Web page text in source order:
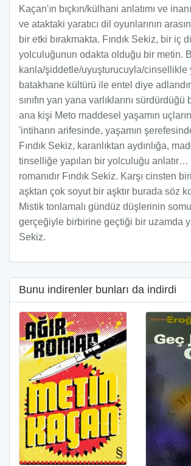
Kaçan'ın bıçkın/külhani anlatımı ve
ve ataktaki yaratıcı dil oyunlarının
bir etki bırakmakta. Fındık Sekiz, bir iç
yolculuğunun odakta olduğu bir metin.
kanla/şiddetle/uyuşturucuyla/cinsellikle
batakhane kültürü ile entel diye
sınıfın yan yana varlıklarını sürdürdüğü
ana kişi Meto maddesel yaşamın
'intiharın arifesinde, yaşamın
Fındık Sekiz, karanlıktan aydınlığa,
tinselliğe yapılan bir yolculuğu anlatır…
romanıdır Fındık Sekiz. Karşı cinsten
aşktan çok soyut bir aşktır burada söz
Mistik tonlamalı gündüz düşlerinin
gerçeğiyle birbirine geçtiği bir uzamda
Sekiz.
Bunu indirenler bunları da indirdi